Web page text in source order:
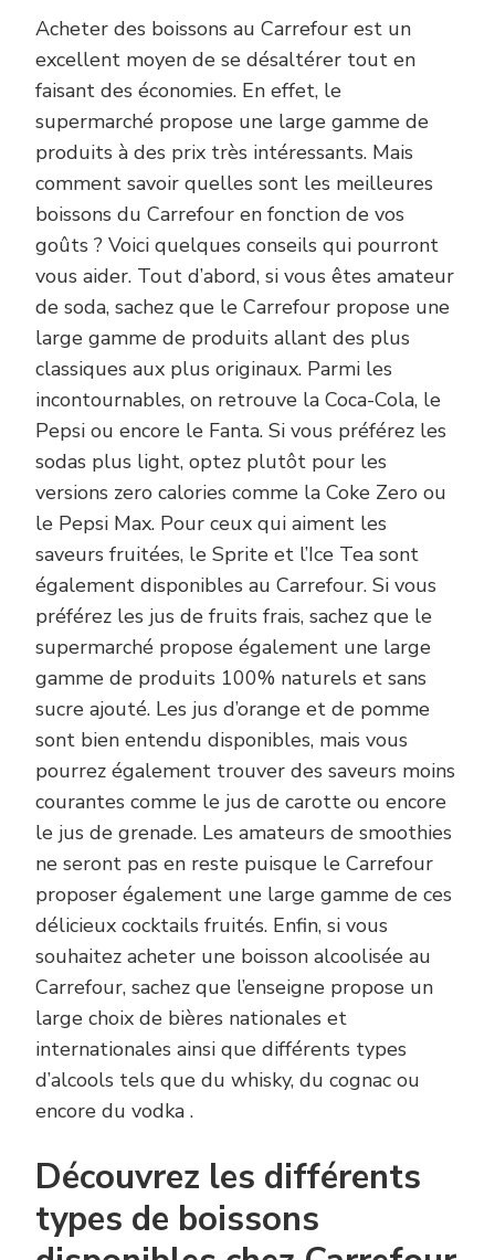
Acheter des boissons au Carrefour est un
excellent moyen de se désaltérer tout en
faisant des économies. En effet, le
supermarché propose une large gamme de
produits à des prix très intéressants. Mais
comment savoir quelles sont les meilleures
boissons du Carrefour en fonction de vos
goûts ? Voici quelques conseils qui pourront
vous aider. Tout d’abord, si vous êtes amateur
de soda, sachez que le Carrefour propose une
large gamme de produits allant des plus
classiques aux plus originaux. Parmi les
incontournables, on retrouve la Coca-Cola, le
Pepsi ou encore le Fanta. Si vous préférez les
sodas plus light, optez plutôt pour les
versions zero calories comme la Coke Zero ou
le Pepsi Max. Pour ceux qui aiment les
saveurs fruitées, le Sprite et l’Ice Tea sont
également disponibles au Carrefour. Si vous
préférez les jus de fruits frais, sachez que le
supermarché propose également une large
gamme de produits 100% naturels et sans
sucre ajouté. Les jus d’orange et de pomme
sont bien entendu disponibles, mais vous
pourrez également trouver des saveurs moins
courantes comme le jus de carotte ou encore
le jus de grenade. Les amateurs de smoothies
ne seront pas en reste puisque le Carrefour
proposer également une large gamme de ces
délicieux cocktails fruités. Enfin, si vous
souhaitez acheter une boisson alcoolisée au
Carrefour, sachez que l’enseigne propose un
large choix de bières nationales et
internationales ainsi que différents types
d’alcools tels que du whisky, du cognac ou
encore du vodka .
Découvrez les différents
types de boissons